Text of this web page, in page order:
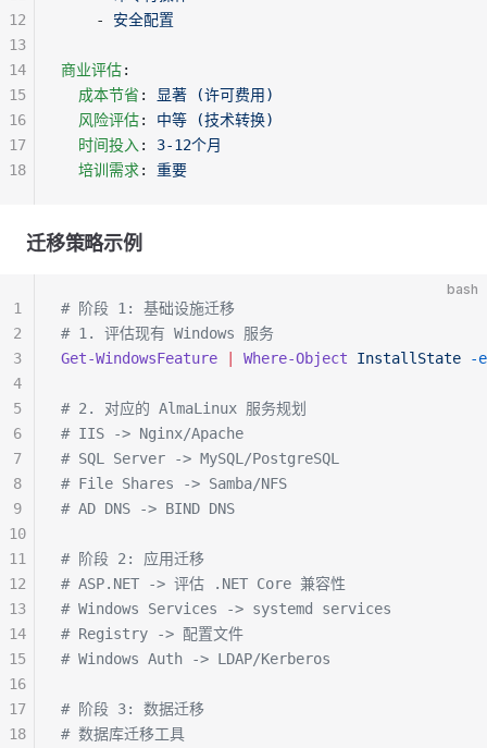
    -
安全配置
商业评估:
  成本节省
:
显著 (许可费用)
  风险评估
: 中等 (技术转换)
  时间投入
: 3-12个月
  培训需求
: 重要
12
13
14
15
16
17
18
迁移策略示例
bash
# 阶段 1: 基础设施迁移
# 1. 评估现有 Windows 服务
Get-WindowsFeature
Where-Object InstallState -
# 2. 对应的 AlmaLinux 服务规划
# IIS -> Nginx/Apache
# SQL Server -> MySQL/PostgreSQL
# File Shares -> Samba/NFS
# AD DNS -> BIND DNS
# 阶段 2: 应用迁移
# ASP.NET -> 评估 .NET Core 兼容性
# Windows Services -> systemd services
# Registry -> 配置文件
# Windows Auth -> LDAP/Kerberos
# 阶段 3: 数据迁移
# 数据库迁移工具
1
2
3
4
5
6
7
8
9
10
11
12
13
14
15
16
17
18